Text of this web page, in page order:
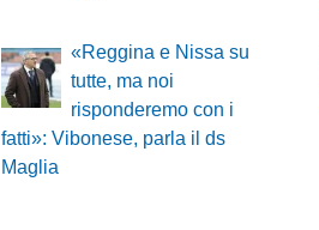
«Reggina e Nissa su
tutte, ma noi
risponderemo con i
fatti»: Vibonese, parla il ds
Maglia